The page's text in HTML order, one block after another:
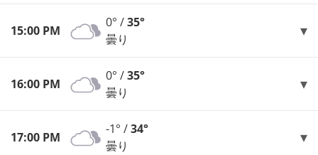
15:00 PM
0° /35°
曇り
16:00 PM
0° /35°
曇り
17:00 PM
-1° /34°
曇り